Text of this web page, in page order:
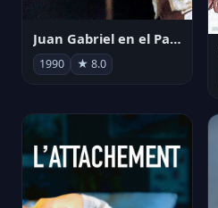
Juan Gabriel en el Palacio de Bellas Artes
1990 ★ 8.0